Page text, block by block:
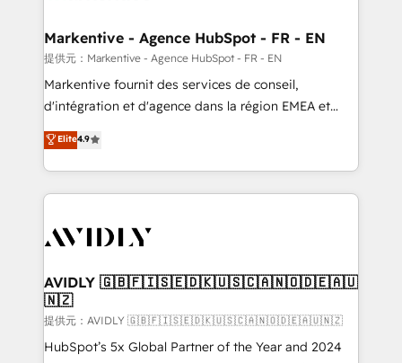
せください。
🎯Demand Gen & ABM: Drive pipeline with inbound,
ABM, AEO, SEO, & paid media. 👩‍💻Web Design:
Build high-performing websites with UX, messaging,
& conversion strategy that drive results. 🤖AI
AI, & maximize AEO with tailored AI services. 🧩
Integrations: Extend HubSpot with custom
Markentive - Agence HubSpot - FR - EN
提供元：Markentive - Agence HubSpot - FR - EN
Markentive fournit des services de conseil,
d'intégration et d'agence dans la région EMEA et
North America. Avec plus de 115 experts en
marketing automation, Growth, Revops, CRM et
webdesign. Markentive is both a consulting firm, a
digital agency and an integrator. With over 115
CRM and webdesign (We focus on EMEA - USA
Elite4.9
AVIDLY 🇬🇧🇫🇮🇸🇪🇩🇰🇺🇸🇨🇦🇳🇴🇩🇪🇦🇺
🇳🇿
提供元：AVIDLY 🇬🇧🇫🇮🇸🇪🇩🇰🇺🇸🇨🇦🇳🇴🇩🇪🇦🇺🇳🇿
HubSpot’s 5x Global Partner of the Year and 2024